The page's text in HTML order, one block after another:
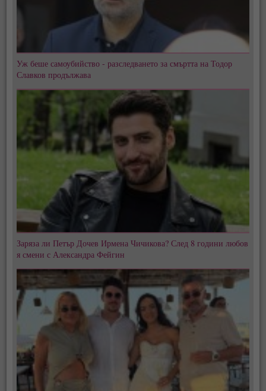
Уж беше самоубийство - разследването за смъртта на Тодор
Славков продължава
Заряза ли Петър Дочев Ирмена Чичикова? След 8 години любов
я смени с Александра Фейгин